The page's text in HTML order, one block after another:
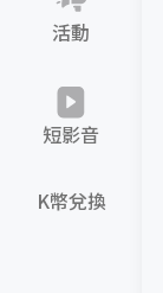
活動
短影音
K幣兌換